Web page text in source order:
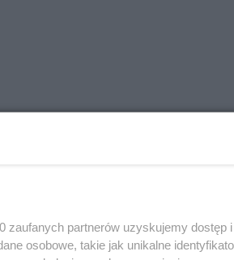
zaufanych partnerów uzyskujemy dostęp
osobowe, takie jak unikalne